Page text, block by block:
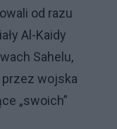
od razu
Al-Kaidy
Sahelu,
wojska
„swoich”